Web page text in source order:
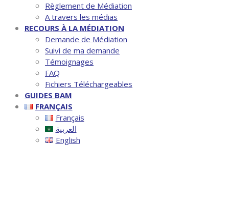
Règlement de Médiation
A travers les médias
RECOURS À LA MÉDIATION
Demande de Médiation
Suivi de ma demande
Témoignages
FAQ
Fichiers Téléchargeables
GUIDES BAM
FRANÇAIS
Français
العربية
English